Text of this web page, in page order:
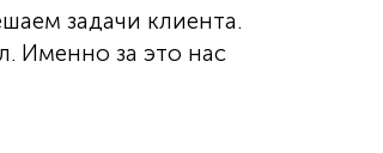
задачи клиента.
Именно за это нас